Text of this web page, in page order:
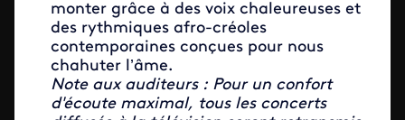
monter grâce à des voix chaleureuses et
des rythmiques afro-créoles
contemporaines conçues pour nous
chahuter l’âme.
Note aux auditeurs : Pour un confort
d'écoute maximal, tous les concerts